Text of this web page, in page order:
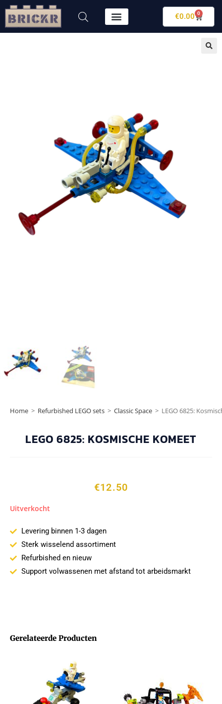
€0.00 0
Home > Refurbished LEGO sets > Classic Space > LEGO 6825:
LEGO 6825: KOSMISCHE KOMEET
€12.50
Uitverkocht
Levering binnen 1-3 dagen
Sterk wisselend assortiment
Refurbished en nieuw
Support volwassenen met afstand tot arbeidsmarkt
Gerelateerde Producten